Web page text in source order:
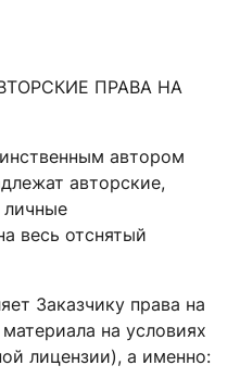
ПРАВА НА
автором
авторские,
личные
весь отснятый
Заказчику права на
на условиях
лицензии), а именно: